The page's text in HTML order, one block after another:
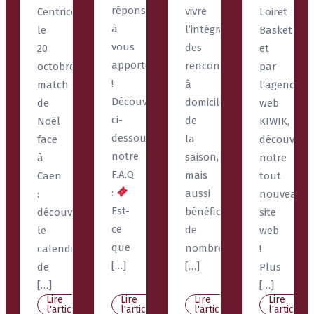
Centrico
le
20
octobre,
match
de
Noël
face
à
Caen
:
découvrez
le
calendrier
de
[…]
Lire
l'article
réponses
à
vous
apporter
!
Découvrez
ci-
dessous
notre
F.A.Q
:
Est-
ce
que
[…]
Lire
l'article
vivre
l’intégralité
des
rencontres
à
domicile
de
la
saison,
mais
aussi
bénéficier
de
nombreux
[…]
Lire
l'article
Loiret
Basket
et
par
l’agence
web
KIWIK,
découvrez
notre
tout
nouveau
site
web
!
Plus
[…]
Lire
l'article